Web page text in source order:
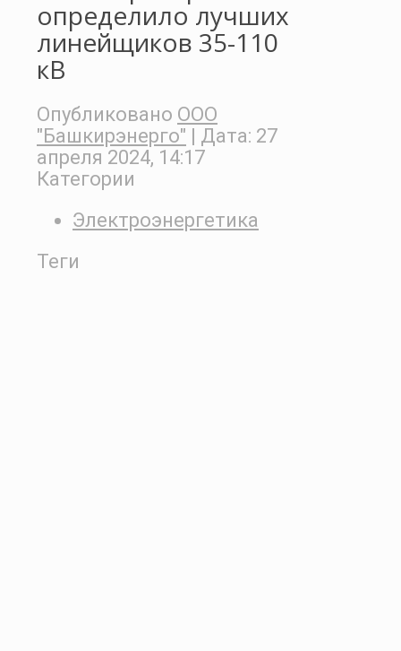
определило лучших
линейщиков 35-110
кВ
Опубликовано ООО
"Башкирэнерго" | Дата: 27
апреля 2024, 14:17
Категории
Электроэнергетика
Теги